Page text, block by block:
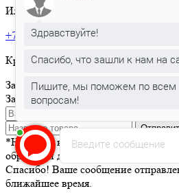
Или позвоните по телефону:
+7 495 150-36-47
Круглосуточная горячая линия
Заказать товар
Заполните и отправьте форму и мы
*Нажимая кнопку Отправить вы
обработки данных и
политикой
Спасибо! Ваше сообщение
ближайшее время.
Введите сообщение
Здравствуйте!
Спасибо, что зашли к нам на
Пишите, мы поможем по всем
вопросам!